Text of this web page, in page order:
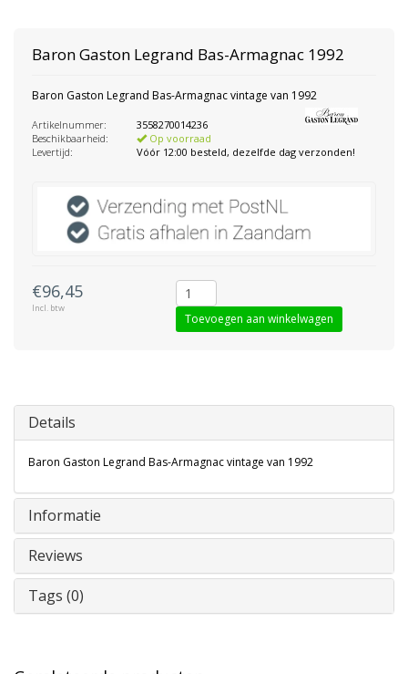
Baron Gaston Legrand Bas-Armagnac 1992
Baron Gaston Legrand Bas-Armagnac vintage van 1992
Artikelnummer:
3558270014236
Beschikbaarheid:
Op voorraad
Levertijd:
Vóór 12:00 besteld, dezelfde dag verzonden!
€96,45
Incl. btw
Toevoegen aan winkelwagen
Details
Baron Gaston Legrand Bas-Armagnac vintage van 1992
Informatie
Reviews
Tags (0)